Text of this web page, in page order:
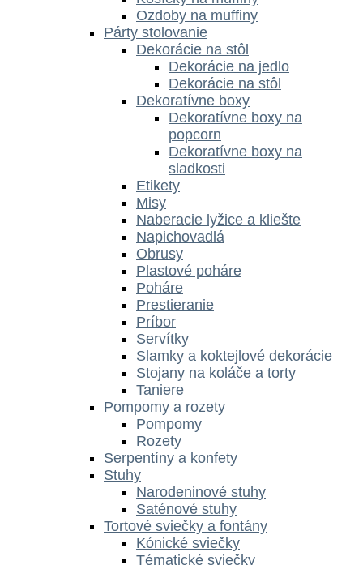
Ozdoby na muffiny
Párty stolovanie
Dekorácie na stôl
Dekorácie na jedlo
Dekorácie na stôl
Dekoratívne boxy
Dekoratívne boxy na
popcorn
Dekoratívne boxy na
sladkosti
Etikety
Misy
Naberacie lyžice a kliešte
Napichovadlá
Obrusy
Plastové poháre
Poháre
Prestieranie
Príbor
Servítky
Slamky a koktejlové dekorácie
Stojany na koláče a torty
Taniere
Pompomy a rozety
Pompomy
Rozety
Serpentíny a konfety
Stuhy
Narodeninové stuhy
Saténové stuhy
Tortové sviečky a fontány
Kónické sviečky
Tématické sviečky